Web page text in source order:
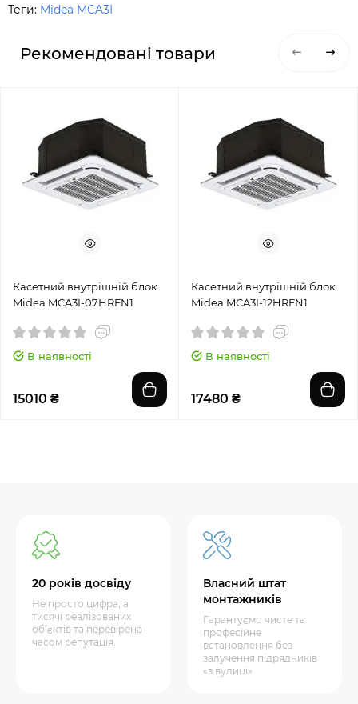
Теги: Midea MCA3I
Рекомендовані товари
Касетний внутрішній блок
Midea MCA3I-07HRFN1
В наявності
15010 ₴
Касетний внутрішній блок
Midea MCA3I-12HRFN1
В наявності
17480 ₴
20 років досвіду
Не просто цифра, а
тисячі реалізованих
об’єктів та перевірена
часом репутація.
Власний штат
монтажників
Гарантуємо чисте та
професійне
встановлення без
залучення підрядників
«з вулиці»